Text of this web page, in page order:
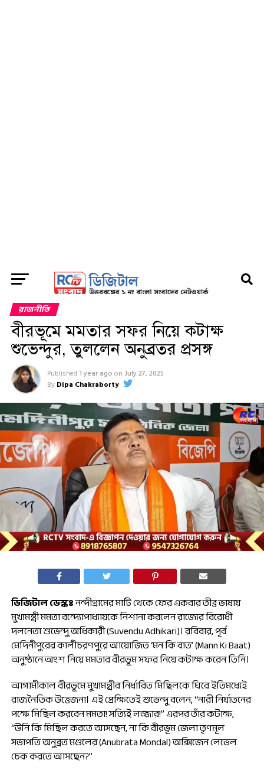
রাজনীতি
বীরভূমে মমতার সফর নিয়ে কটাক্ষ
শুভেন্দুর, তুললেন অনুব্রতর প্রসঙ্গ
Published 1 year ago on July 27, 2025
By Dipa Chakraborty
ডিজিটাল ডেস্কঃনন্দীগ্রামের মাটি থেকে ফের একবার তীব্র ভাষায়
মুখ্যমন্ত্রী মমতা বন্দ্যোপাধ্যায়কে নিশানা করলেন রাজ্যের বিরোধী
দলনেতা শুভেন্দু অধিকারী (Suvendu Adhikari)। রবিবার, পূর্ব
মেদিনীপুরের কালীচরণপুরে আয়োজিত ‘মন কি বাত’ (Mann Ki Baat)
অনুষ্ঠানে অংশ নিয়ে মমতার বীরভূম সফর নিয়ে কটাক্ষ করেন তিনি।
আগামীকাল বীরভূমে মুখ্যমন্ত্রীর নির্ধারিত মিছিলকে ঘিরে ইতিমধ্যেই
রাজনৈতিক উত্তেজনা। এই প্রেক্ষিতেই শুভেন্দু বলেন, “নারী নির্যাতনের
পক্ষে মিছিল করবেন মমতা! সত্যিই লজ্জার!” এরপর তাঁর কটাক্ষ,
“উনি কি মিছিল করতে আসছেন, না কি বীরভূম জেলা তৃণমূল
সভাপতি অনুব্রত মণ্ডলের (Anubrata Mondal) অক্সিজেন লেভেল
চেক করতে আসছেন?”